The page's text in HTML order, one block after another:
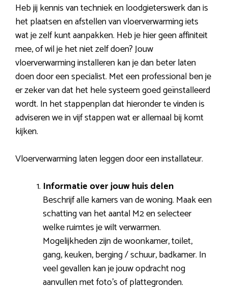
Heb jij kennis van techniek en loodgieterswerk dan is
het plaatsen en afstellen van vloerverwarming iets
wat je zelf kunt aanpakken. Heb je hier geen affiniteit
mee, of wil je het niet zelf doen? Jouw
vloerverwarming installeren kan je dan beter laten
doen door een specialist. Met een professional ben je
er zeker van dat het hele systeem goed geïnstalleerd
wordt. In het stappenplan dat hieronder te vinden is
adviseren we in vijf stappen wat er allemaal bij komt
kijken.
Vloerverwarming laten leggen door een installateur.
Informatie over jouw huis delen
Beschrijf alle kamers van de woning. Maak een
schatting van het aantal M2 en selecteer
welke ruimtes je wilt verwarmen.
Mogelijkheden zijn de woonkamer, toilet,
gang, keuken, berging / schuur, badkamer. In
veel gevallen kan je jouw opdracht nog
aanvullen met foto’s of plattegronden.